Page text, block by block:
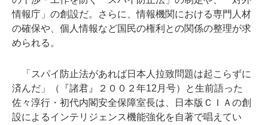
情報庁」の創設だ。さらに、情報機関における専門人材
の確保や、個人情報など国民の権利との関係の整理が求
められる。
「スパイ防止法があれば日本人拉致問題は起こらずに
済んだ」（『諸君』２００２年12月号）と生前語った
佐々淳行・初代内閣安全保障室長は、日本版ＣＩＡの創
設によるインテリジェンス機能強化を自著で唱えてい